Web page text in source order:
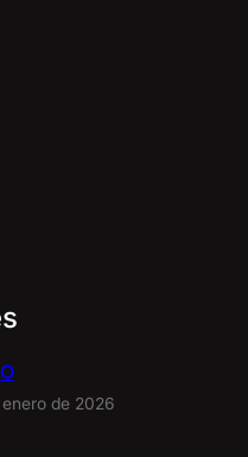
enero de 2026